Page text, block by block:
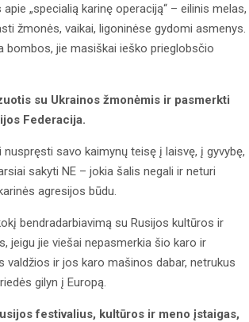
„specialią karinę operaciją“ – eilinis melas,
žmonės, vaikai, ligoninėse gydomi asmenys.
bombos, jie masiškai ieško prieglobsčio
su Ukrainos žmonėmis ir pasmerkti
Federacija.
savo kaimynų teisę į laisvę, į gyvybę,
sakyti NE – jokia šalis negali ir neturi
agresijos būdu.
bendradarbiavimą su Rusijos kultūros ir
jeigu jie viešai nepasmerkia šio karo ir
valdžios ir jos karo mašinos dabar, netrukus
gilyn į Europą.
festivalius, kultūros ir meno įstaigas,